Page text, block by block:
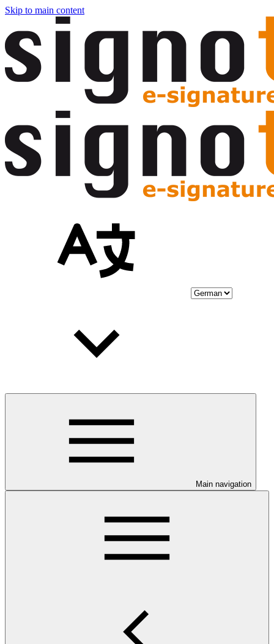
Skip to main content
Main navigation